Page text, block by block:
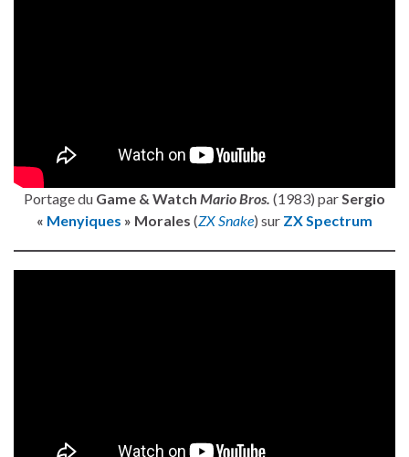
Portage du Game & Watch Mario Bros. (1983) par Sergio
« Menyiques » Morales (ZX Snake) sur ZX Spectrum